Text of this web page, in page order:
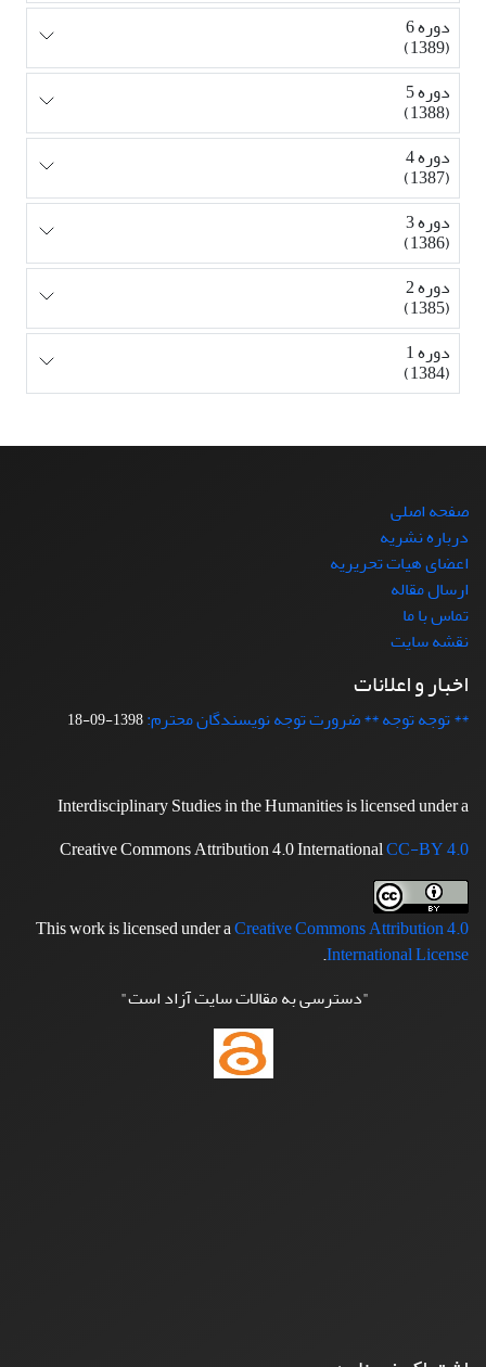
دوره 6
(1389)
دوره 5
(1388)
دوره 4
(1387)
دوره 3
(1386)
دوره 2
(1385)
دوره 1
(1384)
صفحه اصلی
درباره نشریه
اعضای هیات تحریریه
ارسال مقاله
تماس با ما
نقشه سایت
اخبار و اعلانات
** توجه توجه ** ضرورت توجه نویسندگان محترم:1398-09-18
Interdisciplinary Studies in the Humanities is licensed under a
Creative Commons Attribution 4.0 InternationalCC-BY 4.0
This work is licensed under aCreative Commons Attribution 4.0
International License
.
"دسترسی به مقالات سایت آزاد است"